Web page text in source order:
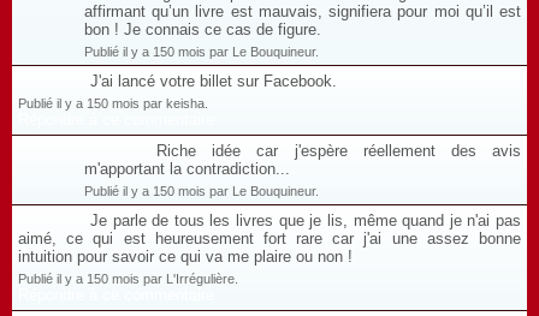
affirmant qu’un livre est mauvais, signifiera pour moi qu’il est
bon ! Je connais ce cas de figure.
Publié il y a 150 mois par Le Bouquineur.
J'ai lancé votre billet sur Facebook.
Publié il y a 150 mois par keisha.
Riche idée car j'espère réellement des avis
m'apportant la contradiction...
Publié il y a 150 mois par Le Bouquineur.
Je parle de tous les livres que je lis, même quand je n'ai pas
aimé, ce qui est heureusement fort rare car j'ai une assez bonne
intuition pour savoir ce qui va me plaire ou non !
Publié il y a 150 mois par L'Irrégulière.